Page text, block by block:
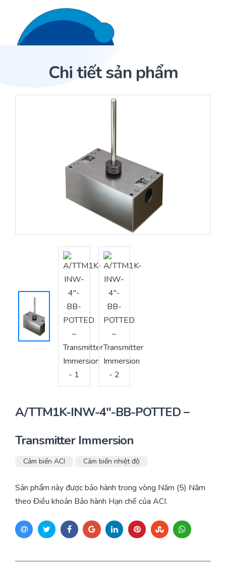
Trang Chủ
Nhà phân phối cảm biến
Nhà sản xuất thiết bị điều khiển
Cung cấp giải pháp quản lý cho toà nhà (BMS)
Tư vấn – Thiết kế – Cung cấp thiết bị HVAC
Tư vấn thiết kế, thi công tủ điều khiển
Thi công – Lắp đặt hệ thống HVAC
Chi tiết sản phẩm
Sản phẩm
A/TTM1K-INW-4″-BB-POTTED –
Transmitter Immersion
Cảm biến ACI Cảm biến nhiệt độ
Sản phẩm này được bảo hành trong vòng Năm (5) Năm
theo Điều khoản Bảo hành Hạn chế của ACI.